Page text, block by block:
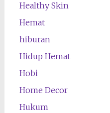
Healthy Skin
Hemat
hiburan
Hidup Hemat
Hobi
Home Decor
Hukum